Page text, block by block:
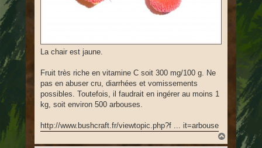
La chair est jaune.
Fruit très riche en vitamine C soit 300 mg/100 g. Ne
pas en abuser cru, diarrhées et vomissements
possibles. Toutefois, il faudrait en ingérer au moins 1
kg, soit environ 500 arbouses.
http://www.bushcraft.fr/viewtopic.php?f ... it=arbouse
a